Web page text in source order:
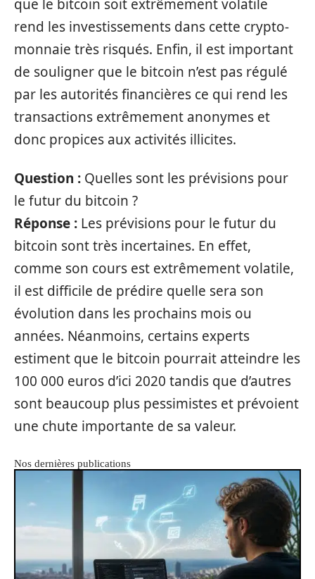
que le bitcoin soit extrêmement volatile
rend les investissements dans cette crypto-
monnaie très risqués. Enfin, il est important
de souligner que le bitcoin n’est pas régulé
par les autorités financières ce qui rend les
transactions extrêmement anonymes et
donc propices aux activités illicites.
Question : Quelles sont les prévisions pour
le futur du bitcoin ?
Réponse : Les prévisions pour le futur du
bitcoin sont très incertaines. En effet,
comme son cours est extrêmement volatile,
il est difficile de prédire quelle sera son
évolution dans les prochains mois ou
années. Néanmoins, certains experts
estiment que le bitcoin pourrait atteindre les
100 000 euros d’ici 2020 tandis que d’autres
sont beaucoup plus pessimistes et prévoient
une chute importante de sa valeur.
Nos dernières publications